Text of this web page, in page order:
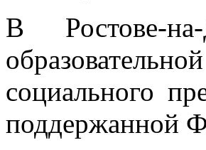
В Ростове-
социального
поддержанной